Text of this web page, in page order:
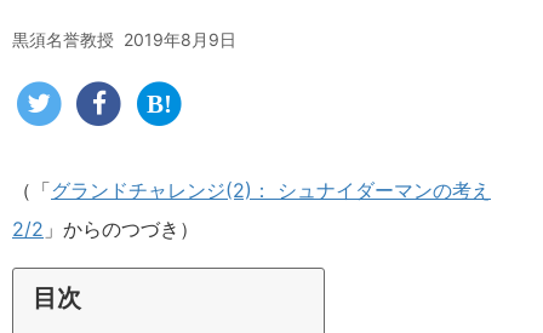
黒須名誉教授 2019年8月9日
（「グランドチャレンジ(2)： シュナイダーマンの考え
2/2 」からのつづき）
目次